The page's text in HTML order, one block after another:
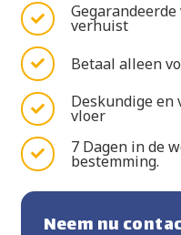
verhuist
Betaal alleen
Deskundige
vloer
7 Dagen in de
bestemming.
Neem nu